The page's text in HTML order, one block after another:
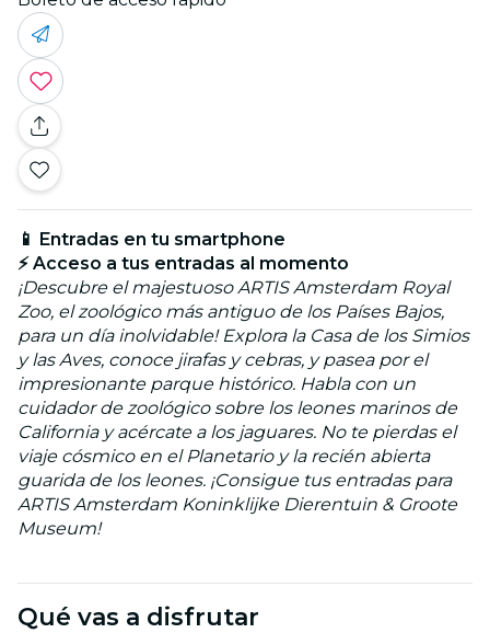
📱 Entradas en tu smartphone
⚡ Acceso a tus entradas al momento
¡Descubre el majestuoso ARTIS Amsterdam Royal
Zoo, el zoológico más antiguo de los Países Bajos,
para un día inolvidable! Explora la Casa de los Simios
y las Aves, conoce jirafas y cebras, y pasea por el
impresionante parque histórico. Habla con un
cuidador de zoológico sobre los leones marinos de
California y acércate a los jaguares. No te pierdas el
viaje cósmico en el Planetario y la recién abierta
guarida de los leones. ¡Consigue tus entradas para
ARTIS Amsterdam Koninklijke Dierentuin & Groote
Museum!
Qué vas a disfrutar